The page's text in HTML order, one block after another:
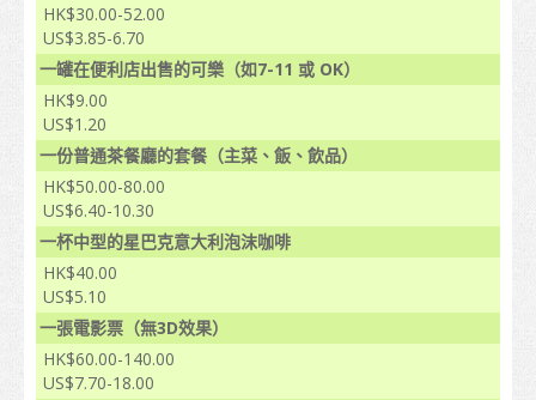
住宿
支援服務
非本地學生的受養人入境安排
日常開支
醫療和安全
保險
理財
電訊
HK$30.00-52.00
US$3.85-6.70
一罐在便利店出售的可樂（如7-11 或 OK）
HK$9.00
US$1.20
一份普通茶餐廳的套餐（主菜、飯、飲品）
HK$50.00-80.00
US$6.40-10.30
一杯中型的星巴克意大利泡沫咖啡
HK$40.00
US$5.10
一張電影票（無3D效果）
HK$60.00-140.00
US$7.70-18.00